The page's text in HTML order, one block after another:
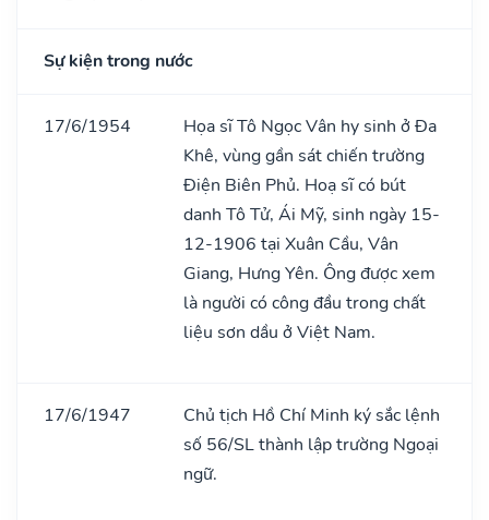
Sự kiện trong nước
17/6/1954
Họa sĩ Tô Ngọc Vân hy sinh ở Đa
Khê, vùng gần sát chiến trường
Điện Biên Phủ. Hoạ sĩ có bút
danh Tô Tử, Ái Mỹ, sinh ngày 15-
12-1906 tại Xuân Cầu, Vân
Giang, Hưng Yên. Ông được xem
là người có công đầu trong chất
liệu sơn dầu ở Việt Nam.
17/6/1947
Chủ tịch Hồ Chí Minh ký sắc lệnh
số 56/SL thành lập trường Ngoại
ngữ.